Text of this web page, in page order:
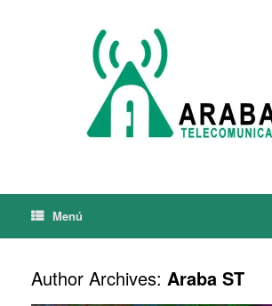
Menú
Author Archives: Araba ST